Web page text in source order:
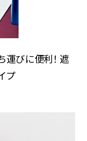
びに便利！ 遮
プ